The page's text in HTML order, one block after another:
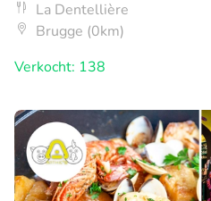
La Dentellière
Brugge (0km)
Verkocht: 138